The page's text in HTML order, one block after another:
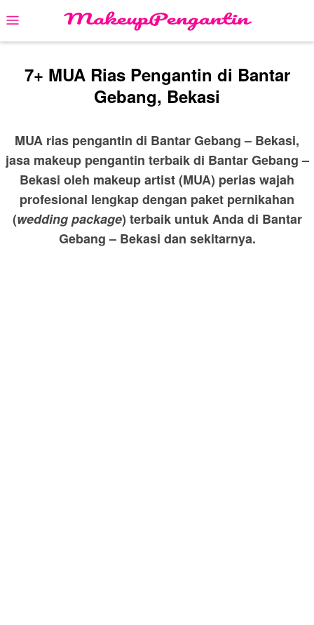
to
content
Mobile
Menu
7+ MUA Rias Pengantin di Bantar
Gebang, Bekasi
MUA rias pengantin di Bantar Gebang – Bekasi,
jasa makeup pengantin terbaik di Bantar Gebang –
Bekasi oleh makeup artist (MUA) perias wajah
profesional lengkap dengan paket pernikahan
(wedding package) terbaik untuk Anda di Bantar
Gebang – Bekasi dan sekitarnya.